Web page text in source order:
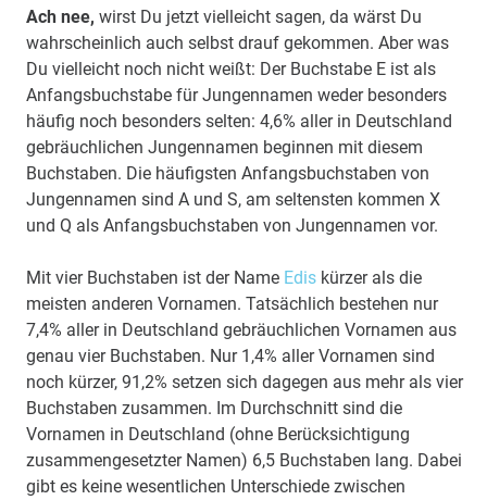
Ach nee, wirst Du jetzt vielleicht sagen, da wärst Du
wahrscheinlich auch selbst drauf gekommen. Aber was
Du vielleicht noch nicht weißt: Der Buchstabe E ist als
Anfangsbuchstabe für Jungennamen weder besonders
häufig noch besonders selten: 4,6% aller in Deutschland
gebräuchlichen Jungennamen beginnen mit diesem
Buchstaben. Die häufigsten Anfangsbuchstaben von
Jungennamen sind A und S, am seltensten kommen X
und Q als Anfangsbuchstaben von Jungennamen vor.
Mit vier Buchstaben ist der Name Edis kürzer als die
meisten anderen Vornamen. Tatsächlich bestehen nur
7,4% aller in Deutschland gebräuchlichen Vornamen aus
genau vier Buchstaben. Nur 1,4% aller Vornamen sind
noch kürzer, 91,2% setzen sich dagegen aus mehr als vier
Buchstaben zusammen. Im Durchschnitt sind die
Vornamen in Deutschland (ohne Berücksichtigung
zusammengesetzter Namen) 6,5 Buchstaben lang. Dabei
gibt es keine wesentlichen Unterschiede zwischen